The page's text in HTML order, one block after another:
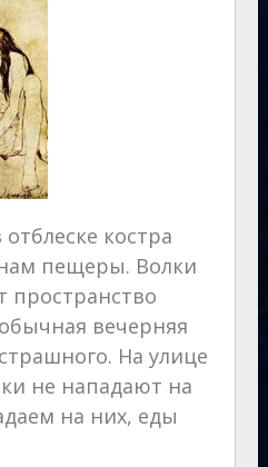
костра
пещеры. Волки
пространство
вечерняя
На улице
не нападают на
на них, еды